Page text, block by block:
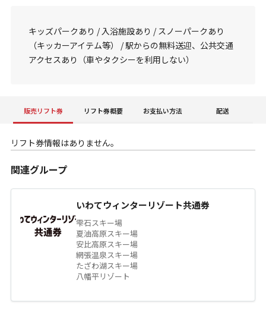
キッズパークあり / 入浴施設あり / スノーパークあり
（キッカーアイテム等） / 駅からの無料送迎、公共交通
アクセスあり（車やタクシーを利用しない）
販売リフト券 リフト券概要 お支払い方法 配送
リフト券情報はありません。
関連グループ
いわてウィンターリゾート共通券
雫石スキー場
夏油高原スキー場
安比高原スキー場
網張温泉スキー場
たざわ湖スキー場
八幡平リゾート